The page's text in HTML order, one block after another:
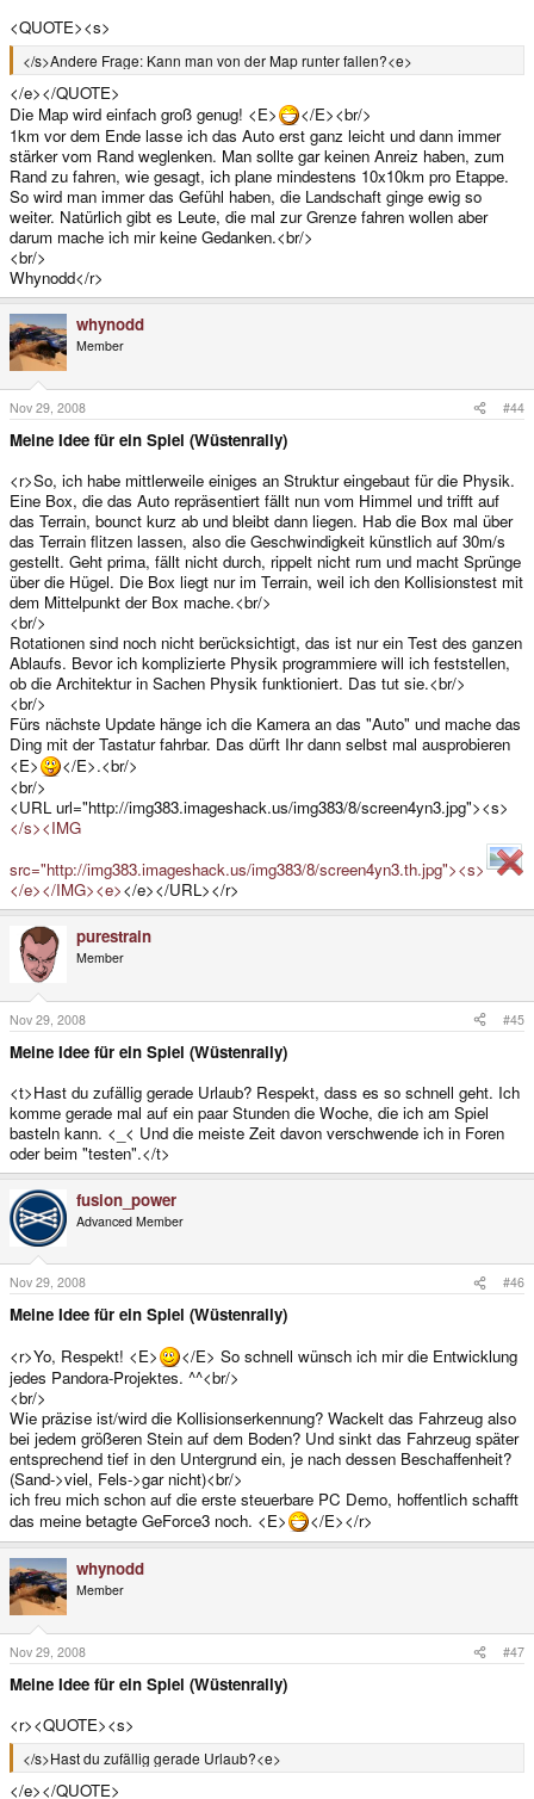
<QUOTE><s>
</s>Andere Frage: Kann man von der Map runter fallen?<e>
</e></QUOTE>
Die Map wird einfach groß genug! <E>
</E><br/>
1km vor dem Ende lasse ich das Auto erst ganz leicht und dann immer
stärker vom Rand weglenken. Man sollte gar keinen Anreiz haben, zum
Rand zu fahren, wie gesagt, ich plane mindestens 10x10km pro Etappe.
So wird man immer das Gefühl haben, die Landschaft ginge ewig so
weiter. Natürlich gibt es Leute, die mal zur Grenze fahren wollen aber
darum mache ich mir keine Gedanken.<br/>
<br/>
Whynodd</r>
whynodd
Member
Nov 29, 2008 #44
Meine Idee für ein Spiel (Wüstenrally)
<r>So, ich habe mittlerweile einiges an Struktur eingebaut für die Physik.
Eine Box, die das Auto repräsentiert fällt nun vom Himmel und trifft auf
das Terrain, bounct kurz ab und bleibt dann liegen. Hab die Box mal über
das Terrain flitzen lassen, also die Geschwindigkeit künstlich auf 30m/s
gestellt. Geht prima, fällt nicht durch, rippelt nicht rum und macht Sprünge
über die Hügel. Die Box liegt nur im Terrain, weil ich den Kollisionstest mit
dem Mittelpunkt der Box mache.<br/>
<br/>
Rotationen sind noch nicht berücksichtigt, das ist nur ein Test des ganzen
Ablaufs. Bevor ich komplizierte Physik programmiere will ich feststellen,
ob die Architektur in Sachen Physik funktioniert. Das tut sie.<br/>
<br/>
Fürs nächste Update hänge ich die Kamera an das "Auto" und mache das
Ding mit der Tastatur fahrbar. Das dürft Ihr dann selbst mal ausprobieren
<E>
</E>.<br/>
<br/>
<URL url="http://img383.imageshack.us/img383/8/screen4yn3.jpg"><s>
</s><IMG
src="http://img383.imageshack.us/img383/8/screen4yn3.th.jpg"><s>
</e></IMG><e></e></URL></r>
purestrain
Member
Nov 29, 2008 #45
Meine Idee für ein Spiel (Wüstenrally)
<t>Hast du zufällig gerade Urlaub? Respekt, dass es so schnell geht. Ich
komme gerade mal auf ein paar Stunden die Woche, die ich am Spiel
basteln kann. <_< Und die meiste Zeit davon verschwende ich in Foren
oder beim "testen".</t>
fusion_power
Advanced Member
Nov 29, 2008 #46
Meine Idee für ein Spiel (Wüstenrally)
<r>Yo, Respekt! <E>
</E> So schnell wünsch ich mir die Entwicklung
jedes Pandora-Projektes. ^^<br/>
<br/>
Wie präzise ist/wird die Kollisionserkennung? Wackelt das Fahrzeug also
bei jedem größeren Stein auf dem Boden? Und sinkt das Fahrzeug später
entsprechend tief in den Untergrund ein, je nach dessen Beschaffenheit?
(Sand->viel, Fels->gar nicht)<br/>
ich freu mich schon auf die erste steuerbare PC Demo, hoffentlich schafft
das meine betagte GeForce3 noch. <E>
</E></r>
whynodd
Member
Nov 29, 2008 #47
Meine Idee für ein Spiel (Wüstenrally)
<r><QUOTE><s>
</s>Hast du zufällig gerade Urlaub?<e>
</e></QUOTE>